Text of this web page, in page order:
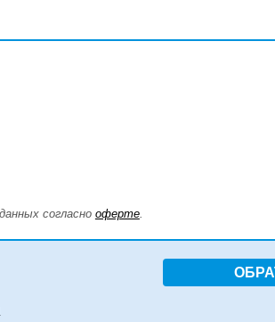
согласно оферте.